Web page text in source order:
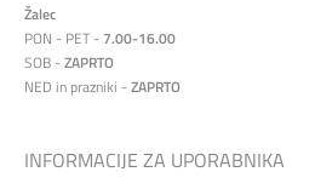
Žalec
PON - PET - 7.00-16.00
SOB -ZAPRTO
NED in prazniki -ZAPRTO
INFORMACIJE ZA UPORABNIKA